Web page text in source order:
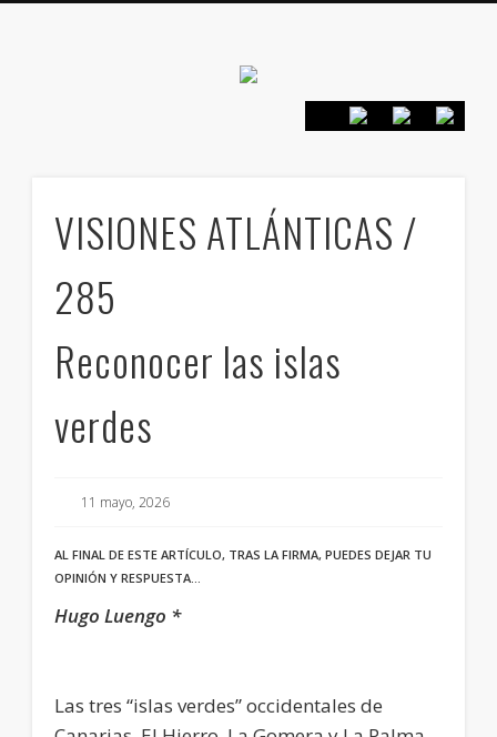
positivo
VISIONES ATLÁNTICAS /
285
Reconocer las islas
verdes
11 mayo, 2026
AL FINAL DE ESTE ARTÍCULO, TRAS LA FIRMA, PUEDES DEJAR TU
OPINIÓN Y RESPUESTA…
Hugo Luengo *
Las tres “islas verdes” occidentales de